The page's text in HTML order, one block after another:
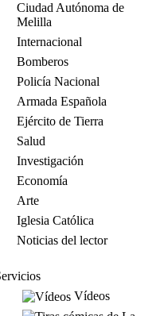
Ciudad Autónoma de
Melilla
Internacional
Bomberos
Policía Nacional
Armada Española
Ejército de Tierra
Salud
Investigación
Economía
Arte
Iglesia Católica
Noticias del lector
Vídeos